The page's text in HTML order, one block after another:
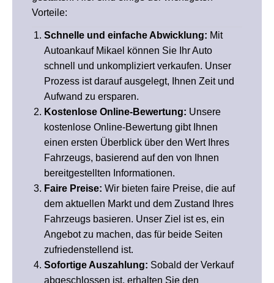
Vorteile:
Schnelle und einfache Abwicklung: Mit
Autoankauf Mikael können Sie Ihr Auto
schnell und unkompliziert verkaufen. Unser
Prozess ist darauf ausgelegt, Ihnen Zeit und
Aufwand zu ersparen.
Kostenlose Online-Bewertung: Unsere
kostenlose Online-Bewertung gibt Ihnen
einen ersten Überblick über den Wert Ihres
Fahrzeugs, basierend auf den von Ihnen
bereitgestellten Informationen.
Faire Preise: Wir bieten faire Preise, die auf
dem aktuellen Markt und dem Zustand Ihres
Fahrzeugs basieren. Unser Ziel ist es, ein
Angebot zu machen, das für beide Seiten
zufriedenstellend ist.
Sofortige Auszahlung: Sobald der Verkauf
abgeschlossen ist, erhalten Sie den